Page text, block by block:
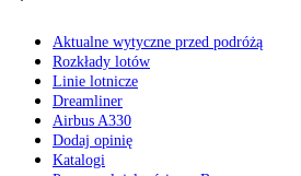
Aktualne wytyczne przed podróżą
Rozkłady lotów
Linie lotnicze
Dreamliner
Airbus A330
Dodaj opinię
Katalogi